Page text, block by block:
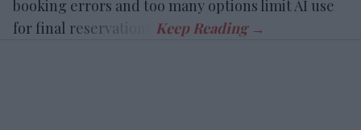
booking errors and too many options limit AI use
for final reservations.